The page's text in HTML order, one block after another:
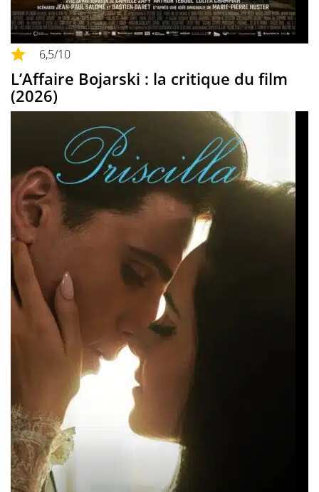
6,5/10
L’Affaire Bojarski : la critique du film
(2026)